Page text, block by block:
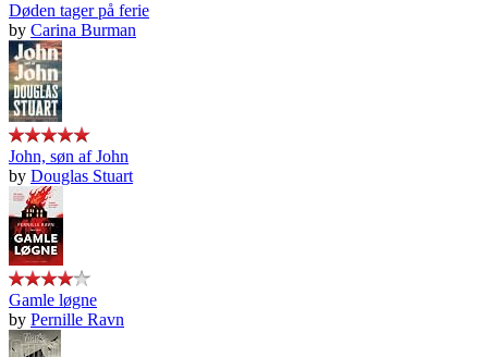
Døden tager på ferie
by Carina Burman
John, søn af John
by Douglas Stuart
Gamle løgne
by Pernille Ravn